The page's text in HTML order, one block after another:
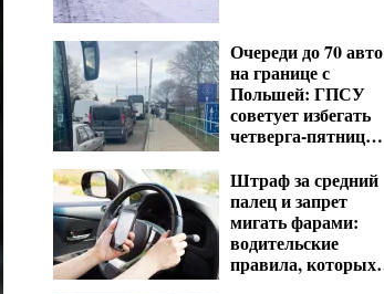
Очереди до 70 авто
на границе с
Польшей: ГПСУ
советует избегать
четверга-пятницы и
Штраф за средний
палец и запрет
мигать фарами:
водительские
правила, которых